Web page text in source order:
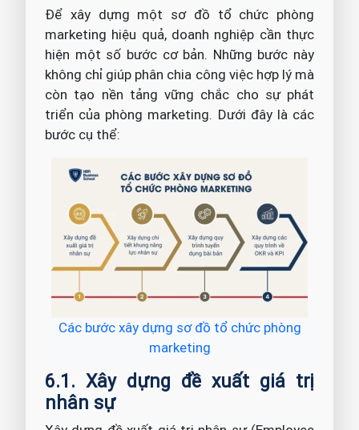
Để xây dựng một sơ đồ tổ chức phòng
marketing hiệu quả, doanh nghiệp cần thực
hiện một số bước cơ bản. Những bước này
không chỉ giúp phân chia công việc hợp lý mà
còn tạo nền tảng vững chắc cho sự phát
triển của phòng marketing. Dưới đây là các
bước cụ thể:
Các bước xây dựng sơ đồ tổ chức phòng
marketing
6.1. Xây dựng đề xuất giá trị
nhân sự